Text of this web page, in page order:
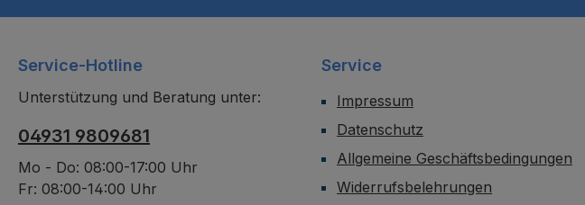
Service-Hotline
Unterstützung und Beratung unter:
04931 9809681
Mo - Do: 08:00-17:00 Uhr
Fr: 08:00-14:00 Uhr
Service
Impressum
Datenschutz
Allgemeine Geschäftsbedingungen
Widerrufsbelehrungen